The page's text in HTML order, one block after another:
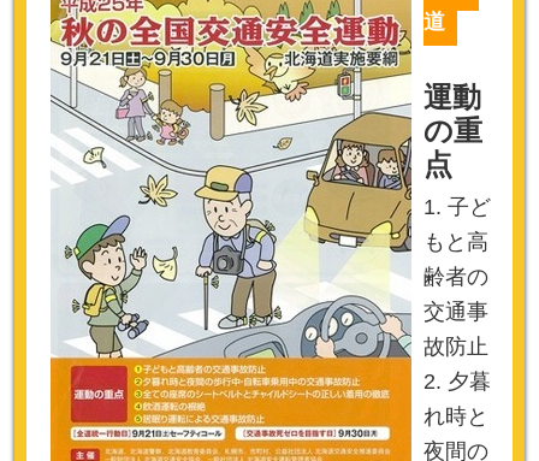
道
運動
の重
点
1. 子ど
もと高
齢者の
交通事
故防止
2. 夕暮
れ時と
夜間の